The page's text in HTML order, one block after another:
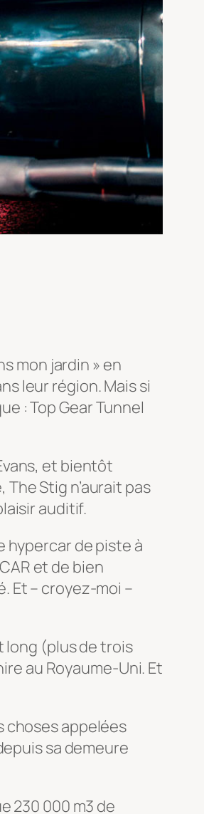
mon jardin » en
leur région. Mais si
: Top Gear Tunnel
et bientôt
Stig n’aurait pas
auditif.
hypercar de piste à
et de bien
Et – croyez-moi –
long (plus de trois
au Royaume-Uni. Et
choses appelées
sa demeure
230 000 m3 de